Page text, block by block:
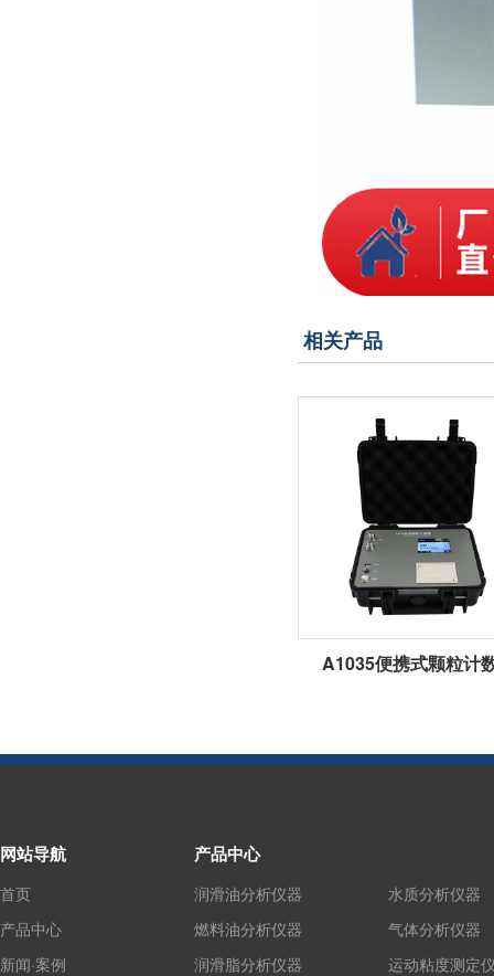
相关产品
A1035便携式颗粒计
网站导航
首页
产品中心
新闻·案例
产品中心
润滑油分析仪器
燃料油分析仪器
润滑脂分析仪器
水质分析仪器
气体分析仪器
运动粘度测定